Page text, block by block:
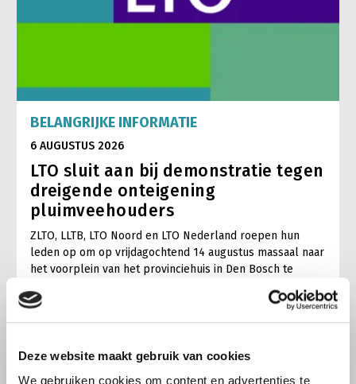
Deze website maakt gebruik van cookies
We gebruiken cookies om content en advertenties te
BELANGRIJKE INFORMATIE
6 AUGUSTUS 2026
LTO sluit aan bij demonstratie tegen
dreigende onteigening
pluimveehouders
ZLTO, LLTB, LTO Noord en LTO Nederland roepen hun
leden op om op vrijdagochtend 14 augustus massaal naar
het voorplein van het provinciehuis in Den Bosch te
Lees meer